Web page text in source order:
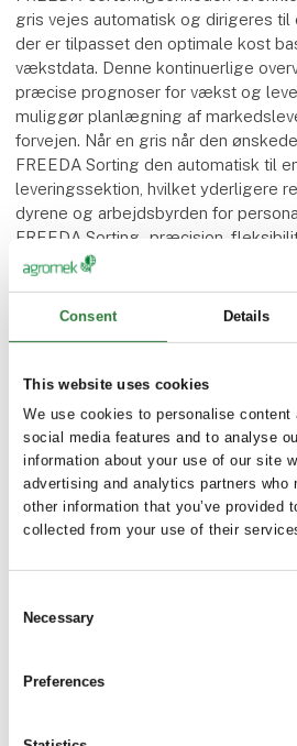
Consent Details
This website uses cookies
We use cookies to personalise content
social media features and to analyse
information about your use of our site
advertising and analytics partners who
other information that you’ve provided
collected from your use of their
Selection
Necessary
Preferences
gris vejes automatisk og dirigeres til
der er tilpasset den optimale kost
vækstdata. Denne kontinuerlige
præcise prognoser for vækst og
muliggør planlægning af
forvejen. Når en gris når den
FREEDA Sorting den automatisk til
leveringssektion, hvilket yderligere
dyrene og arbejdsbyrden for
FREEDA Sorting - præcision,
produktivitet
ved at levere vækstdata i realtid og
forbedrer vækstkonsistensen og
fodereffektiviteten. Med
understøtter FREEDA Sorting
arbejdsbyrden og hjælper med at
produktionsresultater på tværs af
Uanset om du driver en mindre
produktionssystem med flere
skalerbarhed, der skal til for at
Flere produkter fra Agrisys